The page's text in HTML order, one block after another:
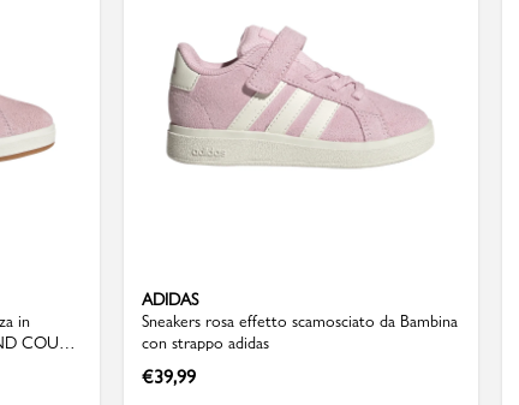
Valigie
in
COURT
ADIDAS
Sneakers rosa effetto scamosciato da Bambina
con strappo adidas
€39,99